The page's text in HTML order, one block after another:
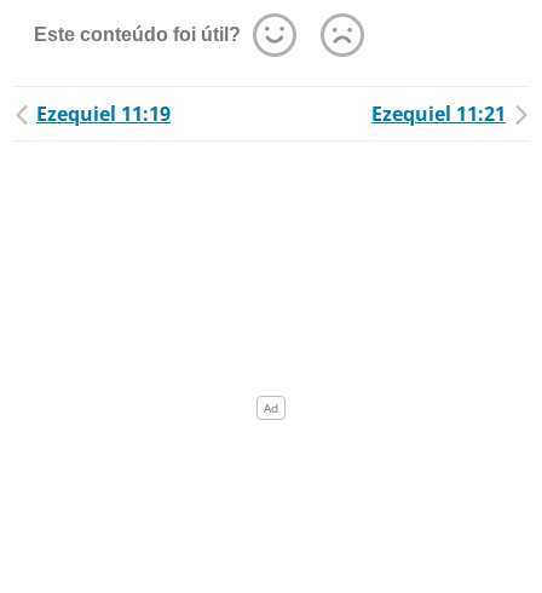
Este conteúdo foi útil?
Ezequiel 11:19 Ezequiel 11:21